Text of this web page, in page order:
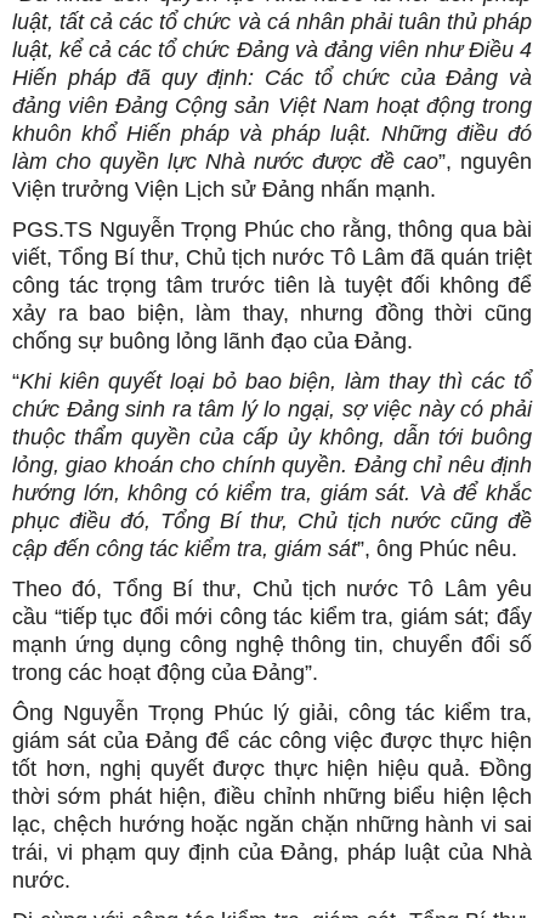
luật, tất cả các tổ chức và cá nhân phải tuân thủ pháp
luật, kể cả các tổ chức Đảng và đảng viên như Điều 4
Hiến pháp đã quy định: Các tổ chức của Đảng và
đảng viên Đảng Cộng sản Việt Nam hoạt động trong
khuôn khổ Hiến pháp và pháp luật. Những điều đó
làm cho quyền lực Nhà nước được đề cao”, nguyên
Viện trưởng Viện Lịch sử Đảng nhấn mạnh.
PGS.TS Nguyễn Trọng Phúc cho rằng, thông qua bài
viết, Tổng Bí thư, Chủ tịch nước Tô Lâm đã quán triệt
công tác trọng tâm trước tiên là tuyệt đối không để
xảy ra bao biện, làm thay, nhưng đồng thời cũng
chống sự buông lỏng lãnh đạo của Đảng.
“Khi kiên quyết loại bỏ bao biện, làm thay thì các tổ
chức Đảng sinh ra tâm lý lo ngại, sợ việc này có phải
thuộc thẩm quyền của cấp ủy không, dẫn tới buông
lỏng, giao khoán cho chính quyền. Đảng chỉ nêu định
hướng lớn, không có kiểm tra, giám sát. Và để khắc
phục điều đó, Tổng Bí thư, Chủ tịch nước cũng đề
cập đến công tác kiểm tra, giám sát”, ông Phúc nêu.
Theo đó, Tổng Bí thư, Chủ tịch nước Tô Lâm yêu
cầu “tiếp tục đổi mới công tác kiểm tra, giám sát; đẩy
mạnh ứng dụng công nghệ thông tin, chuyển đổi số
trong các hoạt động của Đảng”.
Ông Nguyễn Trọng Phúc lý giải, công tác kiểm tra,
giám sát của Đảng để các công việc được thực hiện
tốt hơn, nghị quyết được thực hiện hiệu quả. Đồng
thời sớm phát hiện, điều chỉnh những biểu hiện lệch
lạc, chệch hướng hoặc ngăn chặn những hành vi sai
trái, vi phạm quy định của Đảng, pháp luật của Nhà
nước.